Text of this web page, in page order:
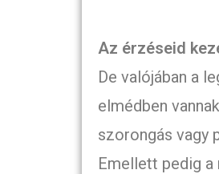
Az érzéseid
De valójában a
elmédben
szorongás vagy
Emellett pedig a